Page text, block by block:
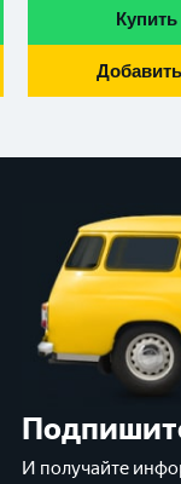
И получайте